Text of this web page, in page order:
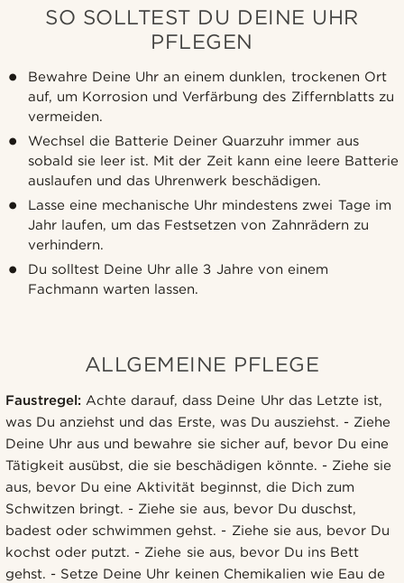
SO SOLLTEST DU DEINE UHR
PFLEGEN
Bewahre Deine Uhr an einem dunklen, trockenen Ort
auf, um Korrosion und Verfärbung des Ziffernblatts zu
vermeiden.
Wechsel die Batterie Deiner Quarzuhr immer aus
sobald sie leer ist. Mit der Zeit kann eine leere Batterie
auslaufen und das Uhrenwerk beschädigen.
Lasse eine mechanische Uhr mindestens zwei Tage im
Jahr laufen, um das Festsetzen von Zahnrädern zu
verhindern.
Du solltest Deine Uhr alle 3 Jahre von einem
Fachmann warten lassen.
ALLGEMEINE PFLEGE
Faustregel: Achte darauf, dass Deine Uhr das Letzte ist,
was Du anziehst und das Erste, was Du ausziehst. - Ziehe
Deine Uhr aus und bewahre sie sicher auf, bevor Du eine
Tätigkeit ausübst, die sie beschädigen könnte. - Ziehe sie
aus, bevor Du eine Aktivität beginnst, die Dich zum
Schwitzen bringt. - Ziehe sie aus, bevor Du duschst,
badest oder schwimmen gehst. - Ziehe sie aus, bevor Du
kochst oder putzt. - Ziehe sie aus, bevor Du ins Bett
gehst. - Setze Deine Uhr keinen Chemikalien wie Eau de